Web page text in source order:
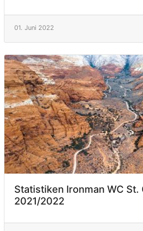
01. Juni 2022
Statistiken Ironman WC St.
2021/2022